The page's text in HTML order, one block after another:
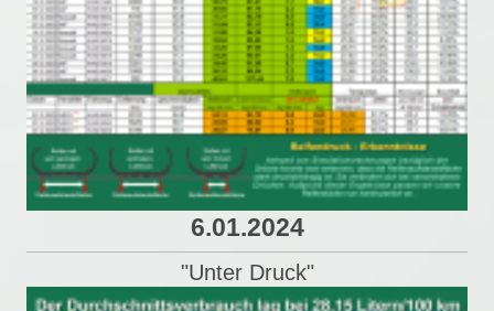
6.01.2024
"Unter Druck"